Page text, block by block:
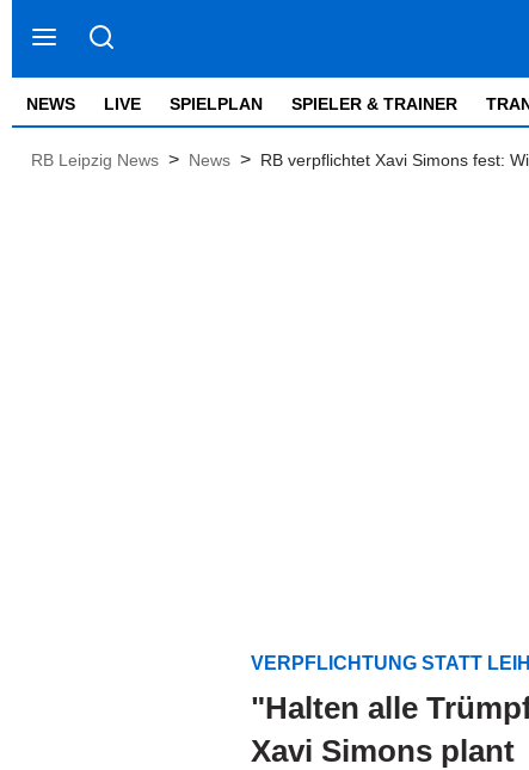
NEWS LIVE SPIELPLAN SPIELER & TRAINER
RB Leipzig News > News > RB verpflichtet Xavi Simons fest:
VERPFLICHTUNG STATT
"Halten alle
Xavi Simons plant